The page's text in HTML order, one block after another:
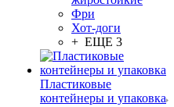
Фри
Хот-доги
+ ЕЩЕ 3
Пластиковые
контейнеры и упаковка